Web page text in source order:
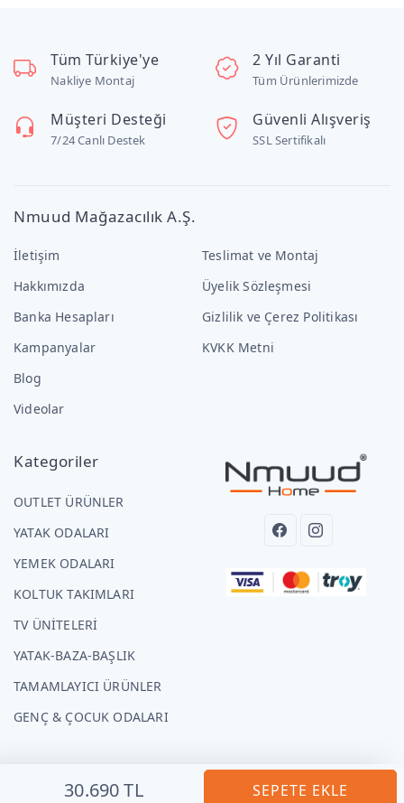
30.690 TL SEPETE EKLE
Tüm Türkiye'ye
Nakliye Montaj
2 Yıl Garanti
Tüm Ürünlerimizde
Müşteri Desteği
7/24 Canlı Destek
Güvenli Alışveriş
SSL Sertifikalı
Nmuud Mağazacılık A.Ş.
İletişim
Hakkımızda
Banka Hesapları
Kampanyalar
Blog
Videolar
Teslimat ve Montaj
Üyelik Sözleşmesi
Gizlilik ve Çerez Politikası
KVKK Metni
Kategoriler
OUTLET ÜRÜNLER
YATAK ODALARI
YEMEK ODALARI
KOLTUK TAKIMLARI
TV ÜNİTELERİ
YATAK-BAZA-BAŞLIK
TAMAMLAYICI ÜRÜNLER
GENÇ & ÇOCUK ODALARI